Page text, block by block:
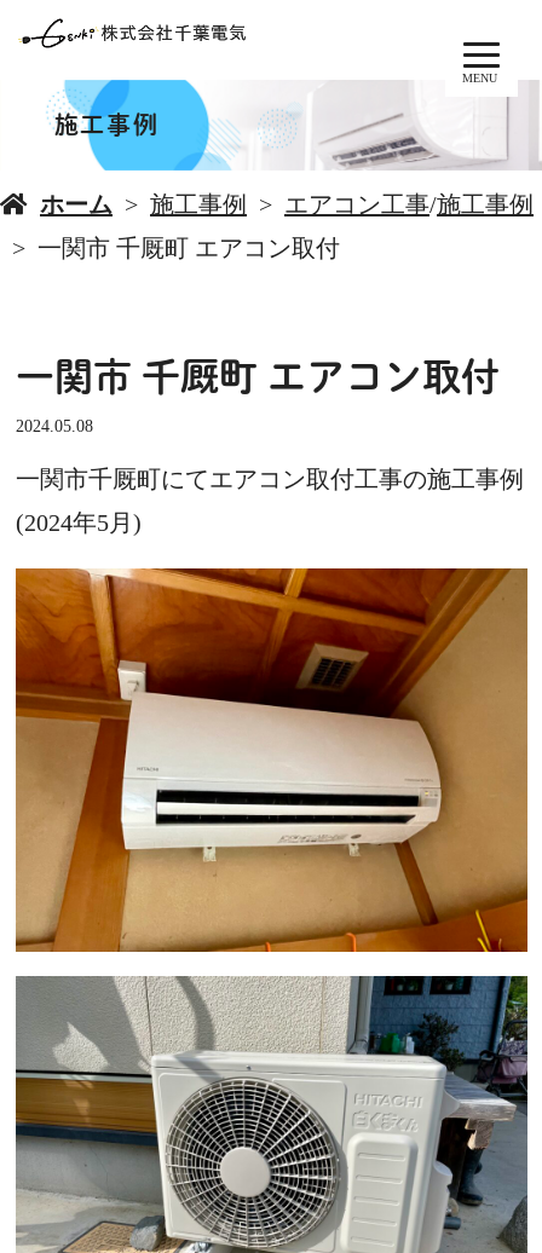
MENU
施工事例
ホーム 施工事例 エアコン工事/施工事例
一関市 千厩町 エアコン取付
一関市 千厩町 エアコン取付
2024.05.08
一関市千厩町にてエアコン取付工事の施工事例
(2024年5月)